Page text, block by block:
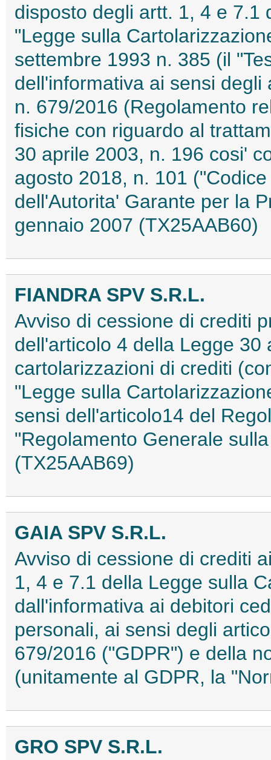
disposto degli artt. 1, 4 e 7.1
"Legge sulla
settembre 1993 n. 385 (il
dell'informativa ai sensi
n. 679/2016 (Regolamento
fisiche con riguardo al
30 aprile 2003, n. 196 cosi'
agosto 2018, n. 101
dell'Autorita' Garante per la
gennaio 2007 (TX25AAB60)
FIANDRA SPV S.R.L.
Avviso di cessione di crediti
dell'articolo 4 della Legge
cartolarizzazioni di crediti
"Legge sulla
sensi dell'articolo14 del
"Regolamento Generale
(TX25AAB69)
GAIA SPV S.R.L.
Avviso di cessione di crediti
1, 4 e 7.1 della Legge sulla
dall'informativa ai debitori
personali, ai sensi degli
679/2016 ("GDPR") e della
(unitamente al GDPR, la
GRO SPV S.R.L.